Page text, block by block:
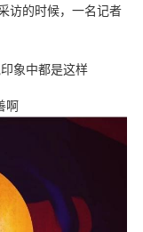
访的时候，一名记者
象中都是这样
啊